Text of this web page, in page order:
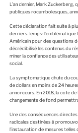
EL’an dernier, Mark Zuckerberg,
publiques rocambolesques,
Cette déclaration fait suite à
derniers temps:
Américain pour des questions
décrédibilisé les contenus du
miner la confiance des
social.
La symptomatique chute du
de dollars en moins de 24
annonceurs. En 2018, la cote
changements de fond
Une des conséquences
radicales destinées à
l’instauration de mesures